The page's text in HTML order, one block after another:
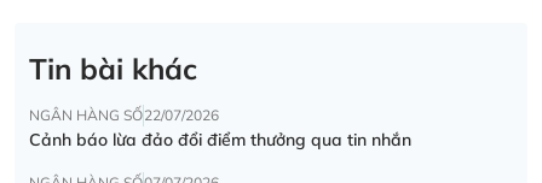
Tin bài khác
NGÂN HÀNG SỐ22/07/2026
Cảnh báo lừa đảo đổi điểm thưởng qua tin nhắn